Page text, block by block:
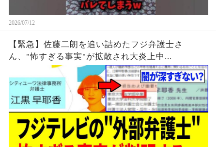
2026/07/12
【緊急】佐藤二朗を追い詰めたフジ弁護士さ
ん、"怖すぎる事実"が拡散され大炎上中...